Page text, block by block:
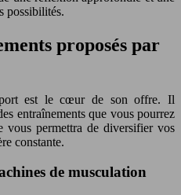
possibilités.
proposés par
est le cœur de son offre. Il
entraînements que vous pourrez
vous permettra de diversifier vos
constante.
de musculation